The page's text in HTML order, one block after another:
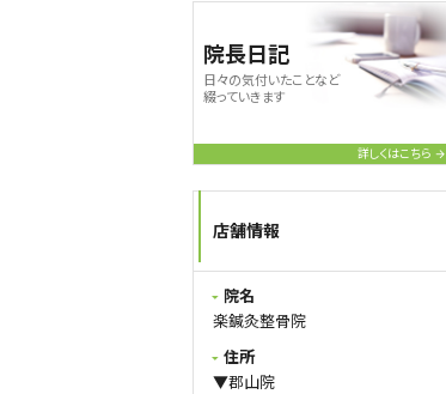
院長日記
日々の気付いたことなど
綴っていきます
詳しくはこちら
店舗情報
院名
楽鍼灸整骨院
住所
▼郡山院